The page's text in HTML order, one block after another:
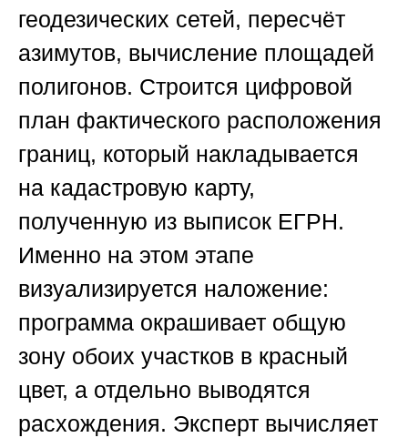
геодезических сетей, пересчёт
азимутов, вычисление площадей
полигонов. Строится цифровой
план фактического расположения
границ, который накладывается
на кадастровую карту,
полученную из выписок ЕГРН.
Именно на этом этапе
визуализируется наложение:
программа окрашивает общую
зону обоих участков в красный
цвет, а отдельно выводятся
расхождения. Эксперт вычисляет